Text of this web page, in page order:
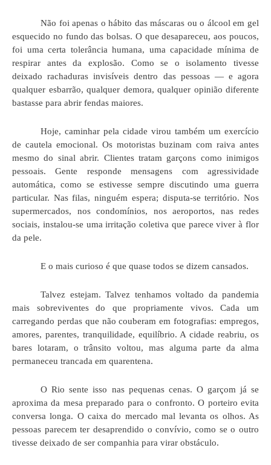
Não foi apenas o hábito das máscaras ou o álcool em gel
esquecido no fundo das bolsas. O que desapareceu, aos poucos,
foi uma certa tolerância humana, uma capacidade mínima de
respirar antes da explosão. Como se o isolamento tivesse
deixado rachaduras invisíveis dentro das pessoas — e agora
qualquer esbarrão, qualquer demora, qualquer opinião diferente
bastasse para abrir fendas maiores.
Hoje, caminhar pela cidade virou também um exercício
de cautela emocional. Os motoristas buzinam com raiva antes
mesmo do sinal abrir. Clientes tratam garçons como inimigos
pessoais. Gente responde mensagens com agressividade
automática, como se estivesse sempre discutindo uma guerra
particular. Nas filas, ninguém espera; disputa-se território. Nos
supermercados, nos condomínios, nos aeroportos, nas redes
sociais, instalou-se uma irritação coletiva que parece viver à flor
da pele.
E o mais curioso é que quase todos se dizem cansados.
Talvez estejam. Talvez tenhamos voltado da pandemia
mais sobreviventes do que propriamente vivos. Cada um
carregando perdas que não couberam em fotografias: empregos,
amores, parentes, tranquilidade, equilíbrio. A cidade reabriu, os
bares lotaram, o trânsito voltou, mas alguma parte da alma
permaneceu trancada em quarentena.
O Rio sente isso nas pequenas cenas. O garçom já se
aproxima da mesa preparado para o confronto. O porteiro evita
conversa longa. O caixa do mercado mal levanta os olhos. As
pessoas parecem ter desaprendido o convívio, como se o outro
tivesse deixado de ser companhia para virar obstáculo.